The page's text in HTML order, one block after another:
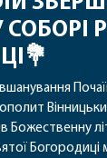
СОБОРІ
Божественну
Богородиці